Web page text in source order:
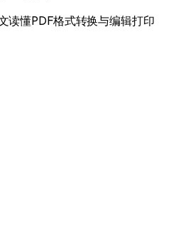
读懂PDF格式转换与编辑打印